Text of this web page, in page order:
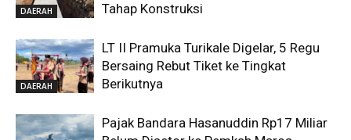
DAERAH
Tahap Konstruksi
DAERAH
LT II Pramuka Turikale Digelar, 5 Regu
Bersaing Rebut Tiket ke Tingkat
Berikutnya
Pajak Bandara Hasanuddin Rp17 Miliar